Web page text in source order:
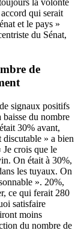
la volonté
qui serait
et le pays »
du Sénat,
de
signaux positifs
du nombre
30% avant,
» a bien
crois que le
On était à 30%,
les tuyaux. On
». 20%,
ce qui ferait 280
satisfaire
moins
du nombre de